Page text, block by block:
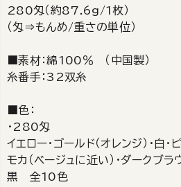
280匁（約87.6g/1枚）
（匁⇒もんめ/重さの単位）
■素材：綿100％ （中国製）
糸番手：32双糸
■色：
・280匁
イエロー・ゴールド（オレンジ）・白・
モカ（ベージュに近い）・ダークブラ
黒 全10色